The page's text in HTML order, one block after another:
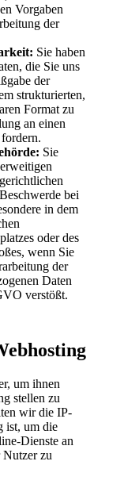
Vorgaben
der
Sie haben
die Sie uns
der
strukturierten,
Format zu
an einen
Sie
bei
in dem
oder des
wenn Sie
der
Daten
verstößt.
um ihnen
stellen zu
wir die IP-
ist, um die
Dienste an
Nutzer zu